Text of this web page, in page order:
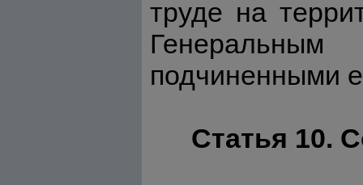
труде на
подчиненными
Статья 10.